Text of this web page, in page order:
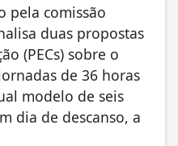
pela comissão
duas propostas
(PECs) sobre o
de 36 horas
modelo de seis
dia de descanso, a